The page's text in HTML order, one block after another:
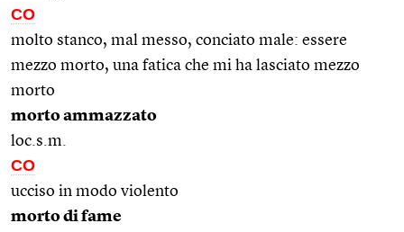
CO
molto stanco, mal messo, conciato male: essere
mezzo morto, una fatica che mi ha lasciato mezzo
morto
morto ammazzato
loc.s.m.
CO
ucciso in modo violento
morto di fame